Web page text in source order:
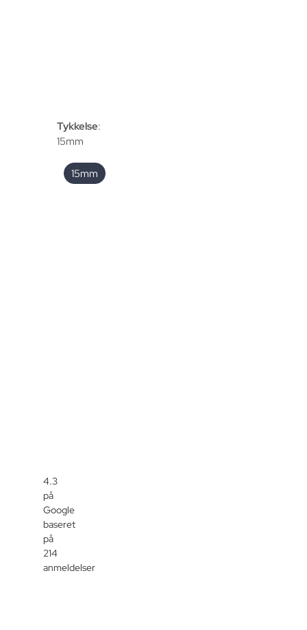
Tykkelse:
15mm
15mm
4.3
på
Google
baseret
på
214
anmeldelser